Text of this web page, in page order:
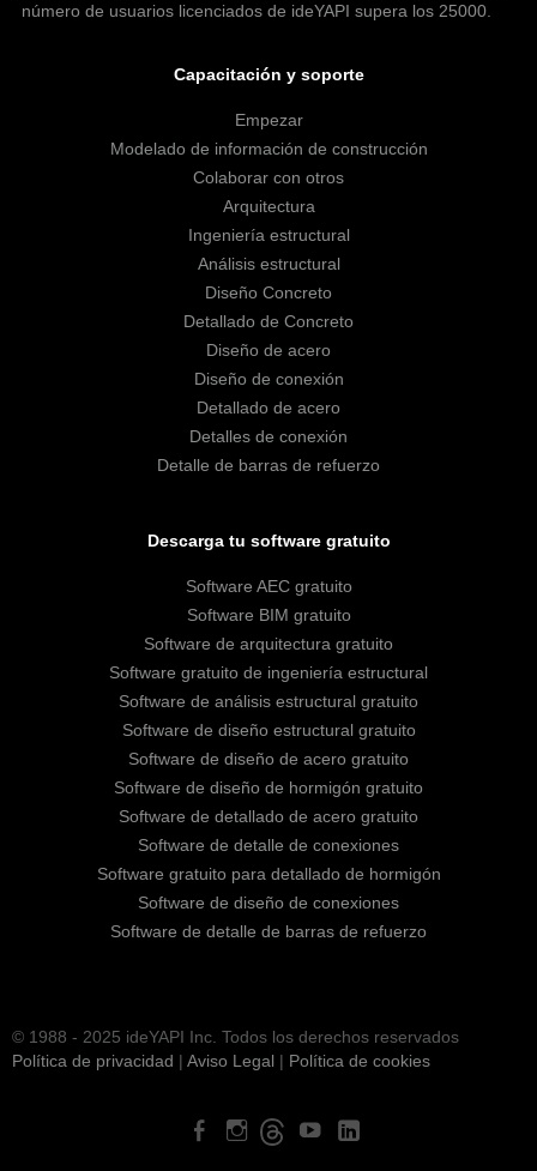
número de usuarios licenciados de ideYAPI supera los 25000.
Capacitación y soporte
Empezar
Modelado de información de construcción
Colaborar con otros
Arquitectura
Ingeniería estructural
Análisis estructural
Diseño Concreto
Detallado de Concreto
Diseño de acero
Diseño de conexión
Detallado de acero
Detalles de conexión
Detalle de barras de refuerzo
Descarga tu software gratuito
Software AEC gratuito
Software BIM gratuito
Software de arquitectura gratuito
Software gratuito de ingeniería estructural
Software de análisis estructural gratuito
Software de diseño estructural gratuito
Software de diseño de acero gratuito
Software de diseño de hormigón gratuito
Software de detallado de acero gratuito
Software de detalle de conexiones
Software gratuito para detallado de hormigón
Software de diseño de conexiones
Software de detalle de barras de refuerzo
© 1988 - 2025 ideYAPI Inc. Todos los derechos reservados
Política de privacidad | Aviso Legal | Política de cookies